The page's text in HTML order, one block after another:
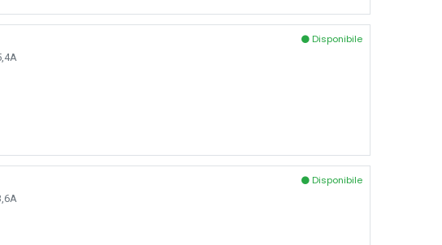
Disponibile
Disponibile